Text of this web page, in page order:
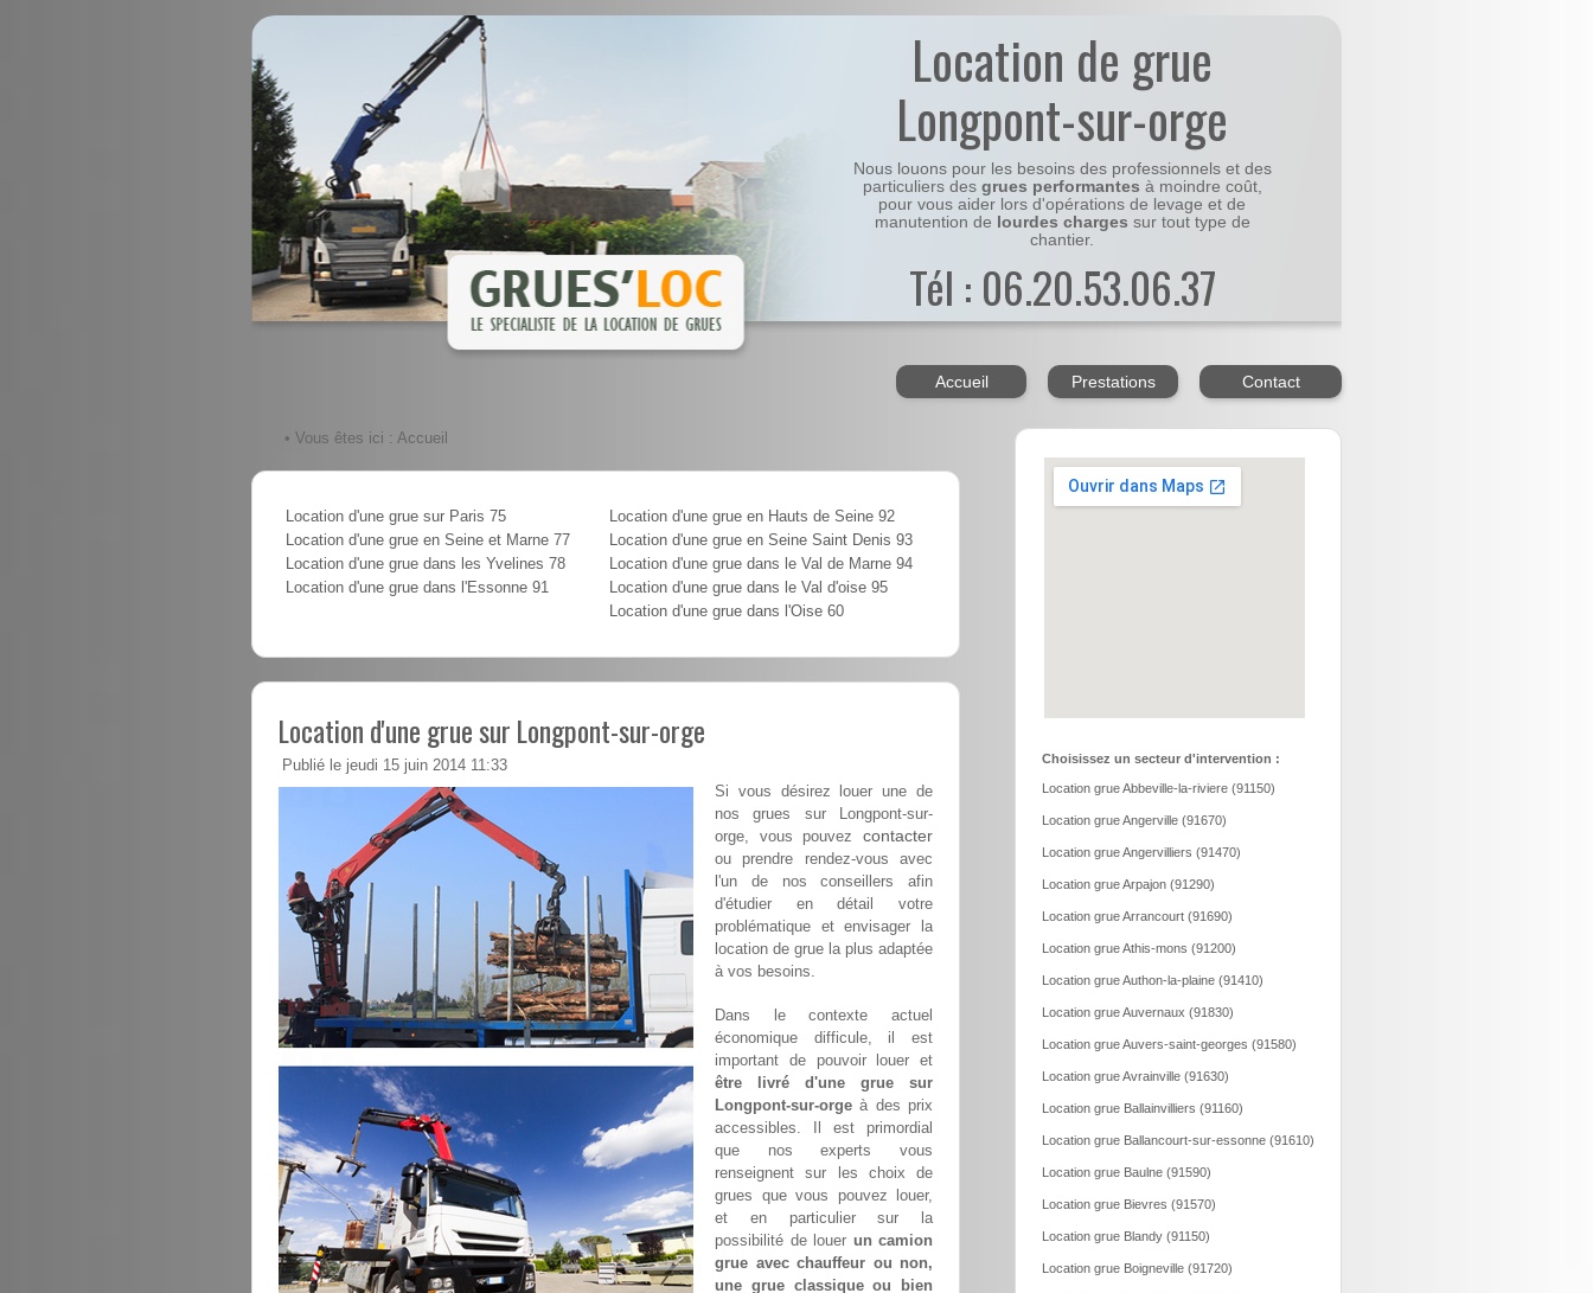
Location de grue
Longpont-sur-orge
Nous louons pour les besoins des professionnels et des
particuliers des grues performantes à moindre coût,
pour vous aider lors d'opérations de levage et de
manutention de lourdes charges sur tout type de
chantier.
Tél : 06.20.53.06.37
Accueil Prestations Contact
• Vous êtes ici : Accueil
Location d'une grue sur Paris 75
Location d'une grue en Seine et Marne 77
Location d'une grue dans les Yvelines 78
Location d'une grue dans l'Essonne 91
Location d'une grue en Hauts de Seine 92
Location d'une grue en Seine Saint Denis 93
Location d'une grue dans le Val de Marne 94
Location d'une grue dans le Val d'oise 95
Location d'une grue dans l'Oise 60
Location d'une grue sur Longpont-sur-orge
Publié le jeudi 15 juin 2014 11:33
Si vous désirez louer une de
nos grues sur Longpont-sur-
orge, vous pouvez contacter
ou prendre rendez-vous avec
l'un de nos conseillers afin
d'étudier en détail votre
problématique et envisager la
location de grue la plus adaptée
à vos besoins.
Dans le contexte actuel
économique difficule, il est
important de pouvoir louer et
être livré d'une grue sur
Longpont-sur-orge à des prix
accessibles. Il est primordial
que nos experts vous
renseignent sur les choix de
grues que vous pouvez louer,
et en particulier sur la
possibilité de louer un camion
grue avec chauffeur ou non,
une grue classique ou bien
Choisissez un secteur d'intervention :
Location grue Abbeville-la-riviere (91150)
Location grue Angerville (91670)
Location grue Angervilliers (91470)
Location grue Arpajon (91290)
Location grue Arrancourt (91690)
Location grue Athis-mons (91200)
Location grue Authon-la-plaine (91410)
Location grue Auvernaux (91830)
Location grue Auvers-saint-georges (91580)
Location grue Avrainville (91630)
Location grue Ballainvilliers (91160)
Location grue Ballancourt-sur-essonne (91610)
Location grue Baulne (91590)
Location grue Bievres (91570)
Location grue Blandy (91150)
Location grue Boigneville (91720)